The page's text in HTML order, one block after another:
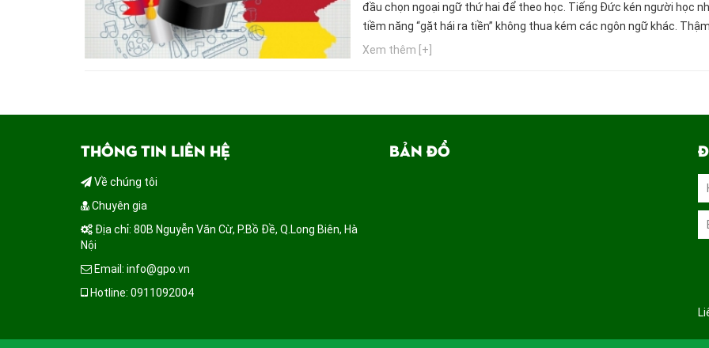
đầu chọn ngoại ngữ thứ hai để theo học. Tiếng Đức kén người học
tiềm năng “gặt hái ra tiền” không thua kém các ngôn ngữ khác.
các nhà tuyển dụng sẵn sàng mở hầu bao nhiều hơn, cao hơn đối với
Xem thêm [+]
THÔNG TIN LIÊN HỆ
Về chúng tôi
Chuyên gia
Địa chỉ: 80B Nguyễn Văn Cừ, P.Bồ Đề, Q.Long Biên, Hà
Nội
Email: info@gpo.vn
Hotline: 0911092004
BẢN ĐỒ